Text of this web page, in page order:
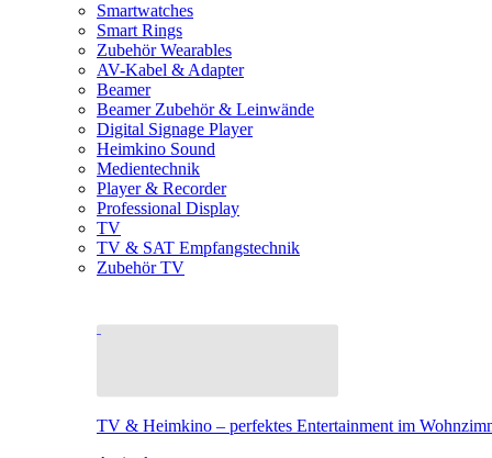
Smartwatches
Smart Rings
Zubehör Wearables
AV-Kabel & Adapter
Beamer
Beamer Zubehör & Leinwände
Digital Signage Player
Heimkino Sound
Medientechnik
Player & Recorder
Professional Display
TV
TV & SAT Empfangstechnik
Zubehör TV
TV & Heimkino – perfektes Entertainment im